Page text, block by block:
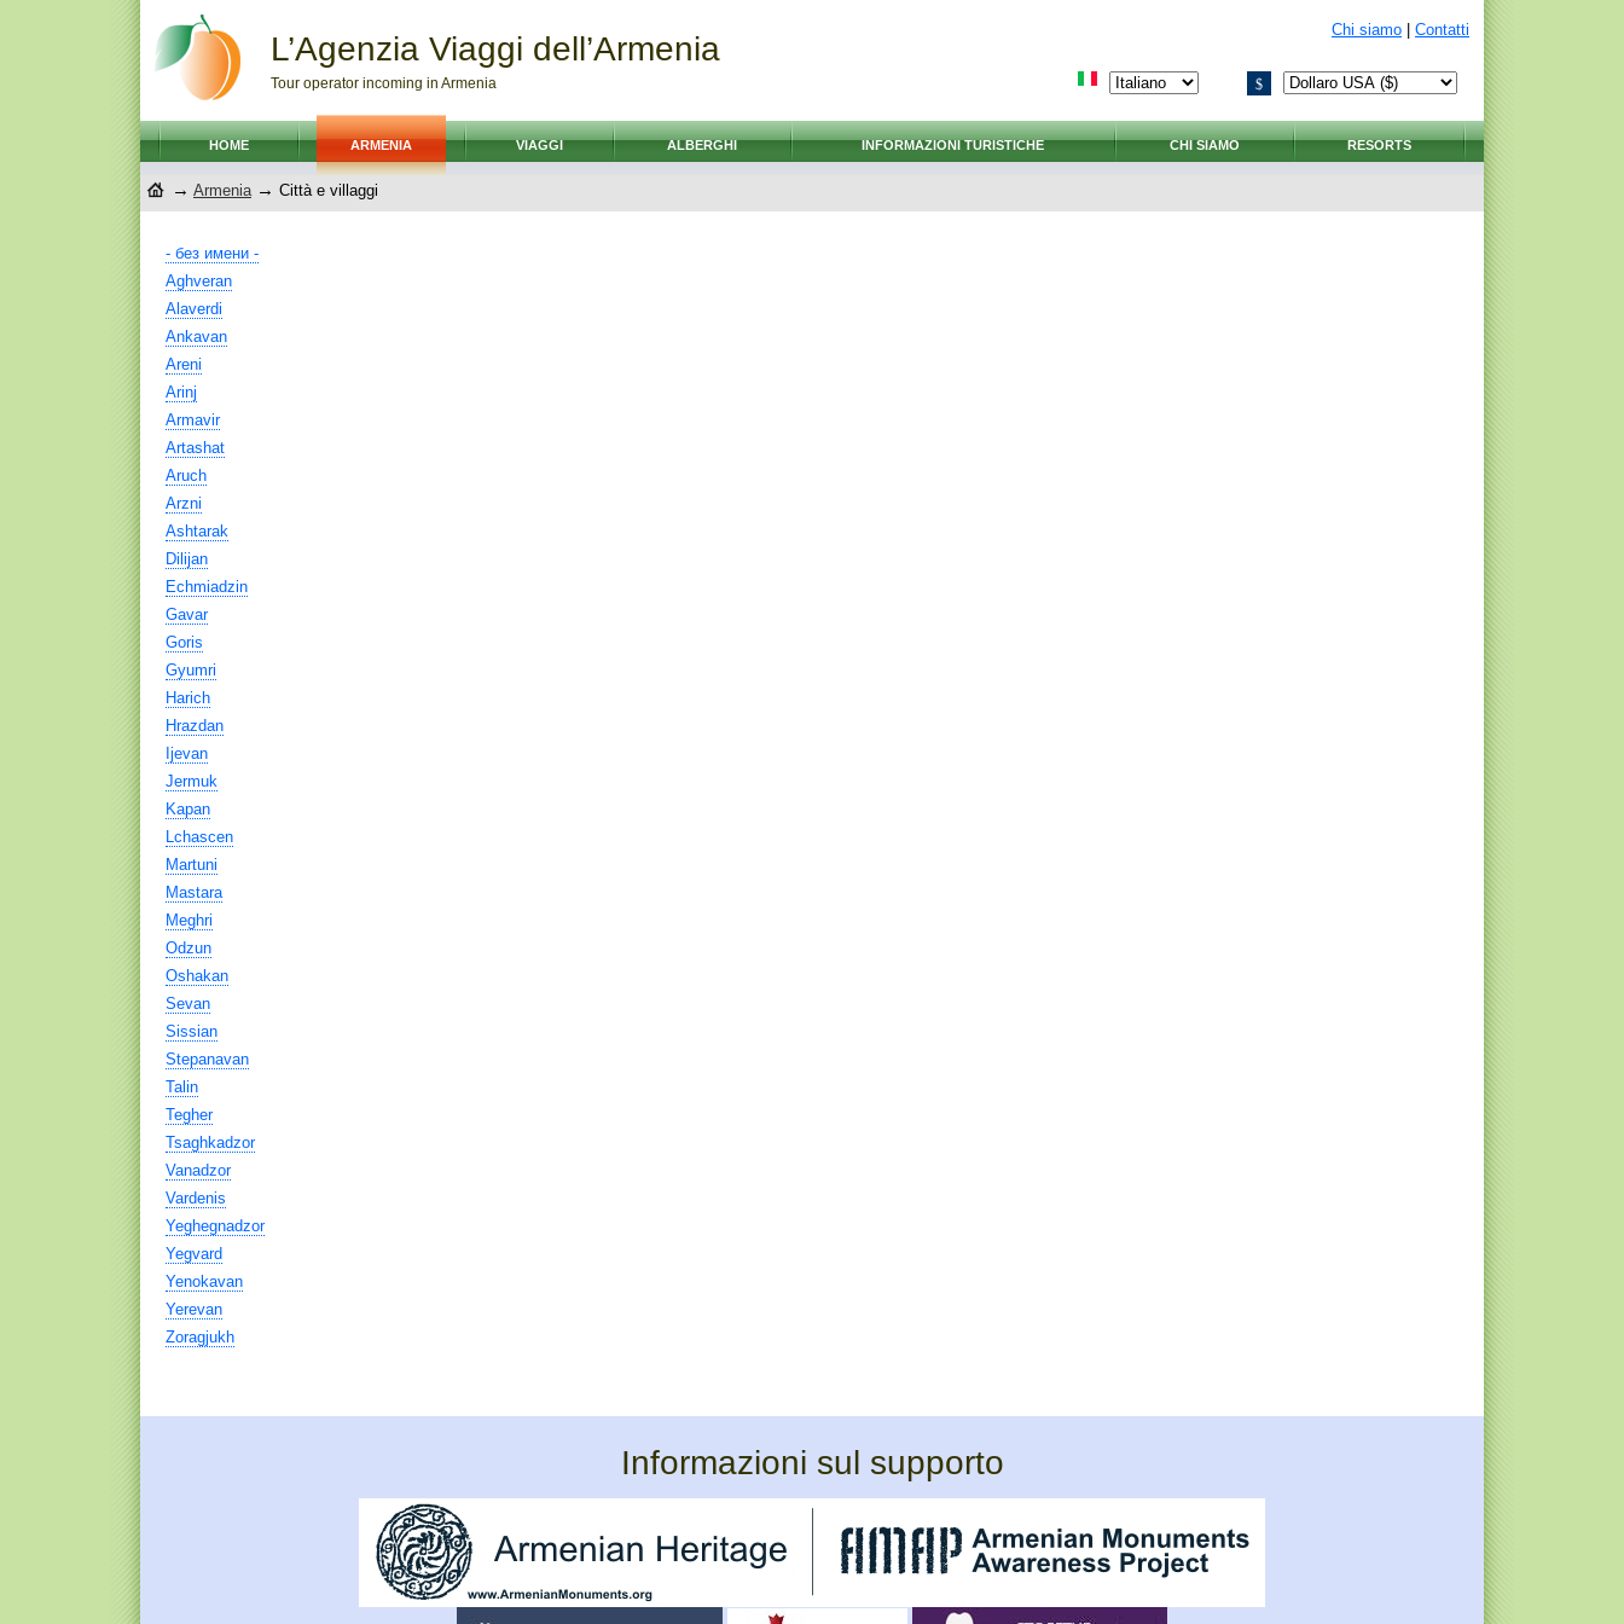
L’Agenzia Viaggi dell’Armenia
Tour operator incoming in Armenia
Chi siamo Contatti
$
HOME ARMENIA VIAGGI ALBERGHI INFORMAZIONI TURISTICHE CHI SIAMO RESORTS
→ Armenia → Città e villaggi
- без имени -
Aghveran
Alaverdi
Ankavan
Areni
Arinj
Armavir
Artashat
Aruch
Arzni
Ashtarak
Dilijan
Echmiadzin
Gavar
Goris
Gyumri
Harich
Hrazdan
Ijevan
Jermuk
Kapan
Lchascen
Martuni
Mastara
Meghri
Odzun
Oshakan
Sevan
Sissian
Stepanavan
Talin
Tegher
Tsaghkadzor
Vanadzor
Vardenis
Yeghegnadzor
Yegvard
Yenokavan
Yerevan
Zoragjukh
Informazioni sul supporto